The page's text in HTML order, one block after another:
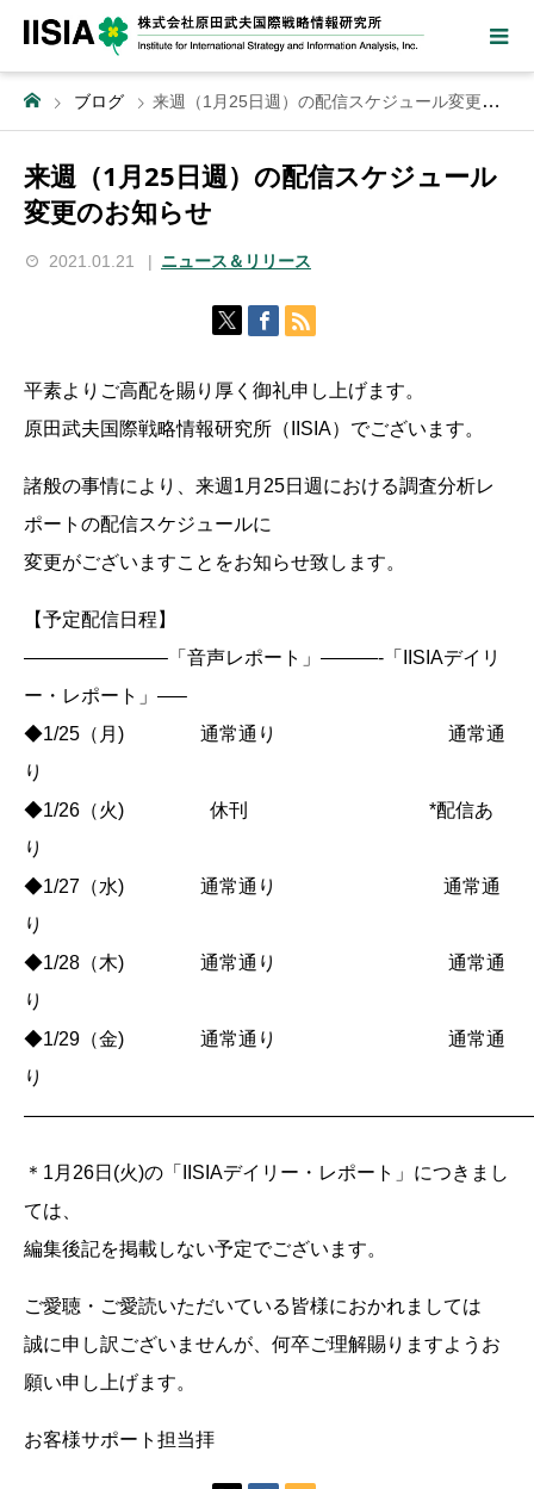
ブログ 来週（1月25日週）の配信スケジュール変更のお知らせ
来週（1月25日週）の配信スケジュール
変更のお知らせ
2021.01.21 ニュース＆リリース
平素よりご高配を賜り厚く御礼申し上げます。
原田武夫国際戦略情報研究所（IISIA）でございます。
諸般の事情により、来週1月25日週における調査分析レ
ポートの配信スケジュールに
変更がございますことをお知らせ致します。
【予定配信日程】
———————–「音声レポート」———-「IISIAデイリ
ー・レポート」—–
◆1/25（月) 通常通り 通常通
り
◆1/26（火) 休刊 *配信あ
り
◆1/27（水) 通常通り 通常通
り
◆1/28（木) 通常通り 通常通
り
◆1/29（金) 通常通り 通常通
り
＊1月26日(火)の「IISIAデイリー・レポート」につきまし
ては、
編集後記を掲載しない予定でございます。
ご愛聴・ご愛読いただいている皆様におかれましては
誠に申し訳ございませんが、何卒ご理解賜りますようお
願い申し上げます。
お客様サポート担当拝